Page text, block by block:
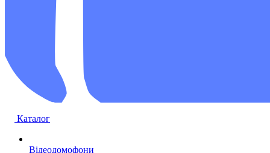
Каталог
Відеодомофони